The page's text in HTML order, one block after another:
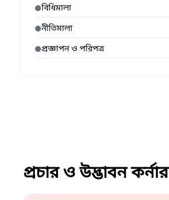
বিধিমালা
নীতিমালা
প্রজ্ঞাপন ও পরিপত্র
প্রচার ও উদ্ভাবন কর্নার